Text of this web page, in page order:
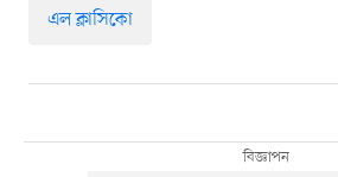
এল ক্লাসিকো